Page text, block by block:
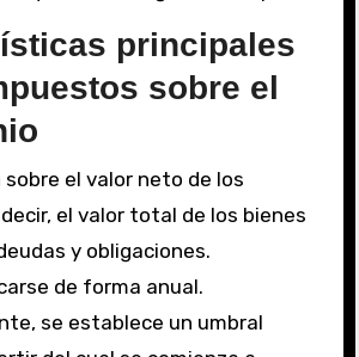
principales
sobre el
sobre el valor neto de los
el valor total de los bienes
y obligaciones.
de forma anual.
se establece un umbral